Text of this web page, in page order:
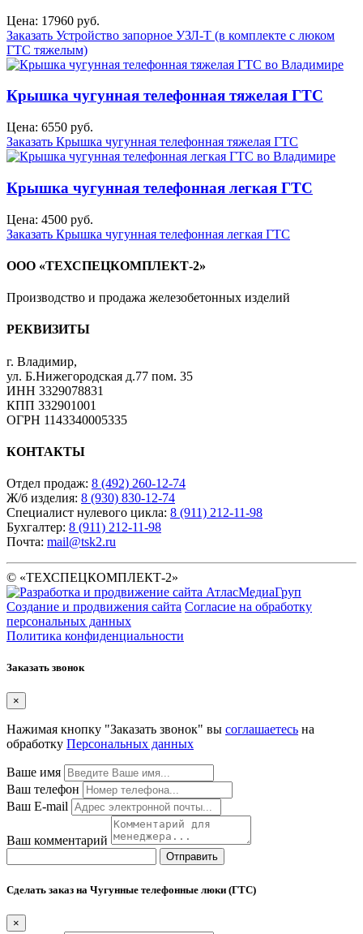
Цена: 17960 руб.
Заказать Устройство запорное УЗЛ-Т (в комплекте с люком
ГТС тяжелым)
Крышка чугунная телефонная тяжелая ГТС
Цена: 6550 руб.
Заказать Крышка чугунная телефонная тяжелая ГТС
Крышка чугунная телефонная легкая ГТС
Цена: 4500 руб.
Заказать Крышка чугунная телефонная легкая ГТС
ООО «ТЕХСПЕЦКОМПЛЕКТ-2»
Производство и продажа железобетонных изделий
РЕКВИЗИТЫ
г. Владимир,
ул. Б.Нижегородская д.77 пом. 35
ИНН 3329078831
КПП 332901001
ОГРН 1143340005335
КОНТАКТЫ
Отдел продаж: 8 (492) 260-12-74
Ж/б изделия: 8 (930) 830-12-74
Специалист нулевого цикла: 8 (911) 212-11-98
Бухгалтер: 8 (911) 212-11-98
Почта: mail@tsk2.ru
© «ТЕХСПЕЦКОМПЛЕКТ-2»
Создание и продвижения сайта Согласие на обработку
персональных данных
Политика конфиденциальности
Заказать звонок
×
Нажимая кнопку "Заказать звонок" вы соглашаетесь на
обработку Персональных данных
Ваше имя
Ваш телефон
Ваш E-mail
Ваш комментарий
Отправить
Сделать заказ на Чугунные телефонные люки (ГТС)
×